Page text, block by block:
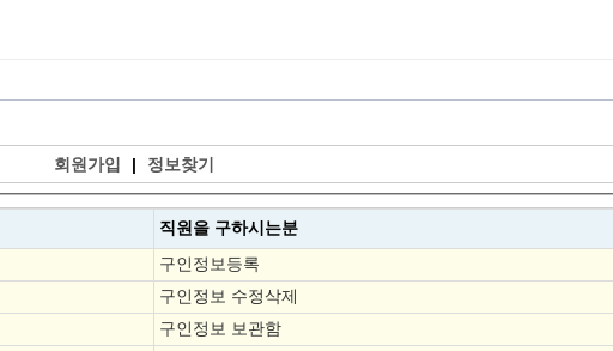
회원가입 | 정보찾기
직원을 구하시는분
구인정보등록
구인정보 수정삭제
구인정보 보관함